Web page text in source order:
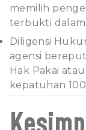
memilih
terbukti
Diligensi
agensi
Hak Pakai
kepatuhan